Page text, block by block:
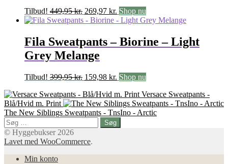
Tilbud! 449,95kr. Den
oprindelige
449,95 kr..
269,97 kr. Den
aktuelle
er:
269,97 kr..
Shop nu
Fila Sweatpants – Biorine – Light
Grey Melange
Tilbud! 399,95kr. Den
pris
var:
399,95 kr..
159,98 kr. Den
pris
er:
159,98 kr..
Shop nu
Versace Sweatpants -
Blå/Hvid m. Print
The New Siblings Sweatpants - TnsIno - Arctic
Søg
efter:
© Hyggebukser 2026
Lavet med WooCommerce.
Min konto